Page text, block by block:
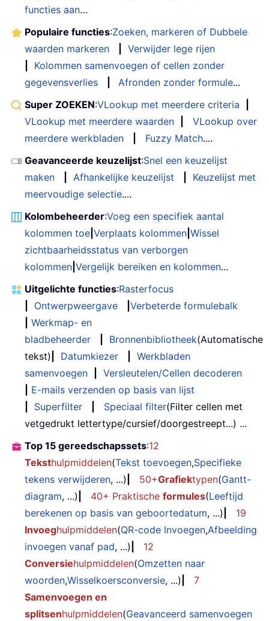
functies aan…
Populaire functies:Zoeken, markeren of Dubbele
waarden markeren
Verwijder lege rijen
Kolommen samenvoegen of cellen zonder
gegevensverlies
Afronden zonder formule...
Super ZOEKEN:VLookup met meerdere criteria
VLookup met meerdere waarden
VLookup over
meerdere werkbladen
Fuzzy Match....
Geavanceerde keuzelijst:Snel een keuzelijst
maken
Afhankelijke keuzelijst
Keuzelijst met
meervoudige selectie....
Kolombeheerder:Voeg een specifiek aantal
kolommen toe Verplaats kolommen Wissel
zichtbaarheidsstatus van verborgen
kolommen Vergelijk bereiken en kolommen...
Uitgelichte functies:Rasterfocus
Ontwerpweergave
Verbeterde formulebalk
Werkmap- en
bladbeheerder
Bronnenbibliotheek(Automatische
tekst)
Datumkiezer
Werkbladen
samenvoegen
Versleutelen/Cellen decoderen
E-mails verzenden op basis van lijst
Superfilter Speciaal filter(Filter cellen met
vetgedrukt lettertype/cursief/doorgestreept...) ...
Top 15 gereedschapssets:12
Teksthulpmiddelen(Tekst toevoegen,Specifieke
tekens verwijderen, ...) 50+Grafiektypen(Gantt-
diagram, ...) 40+ Praktische formules(Leeftijd
berekenen op basis van geboortedatum, ...)
19
Invoeghulpmiddelen(QR-code Invoegen,Afbeelding
invoegen vanaf pad, ...)
12
Conversiehulpmiddelen(Omzetten naar
woorden,Wisselkoersconversie, ...)
7
Samenvoegen en
splitsenhulpmiddelen(Geavanceerd samenvoegen